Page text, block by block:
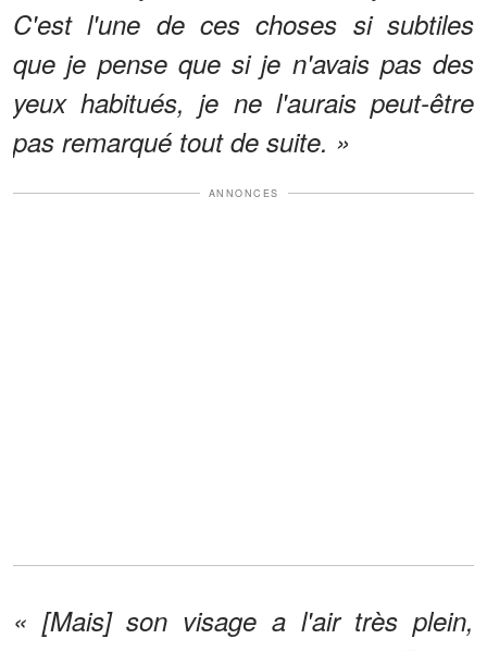
C'est l'une de ces choses si subtiles
que je pense que si je n'avais pas des
yeux habitués, je ne l'aurais peut-être
pas remarqué tout de suite. »
ANNONCES
« [Mais] son visage a l'air très plein,